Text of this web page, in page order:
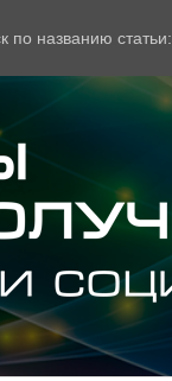
по названию статьи: